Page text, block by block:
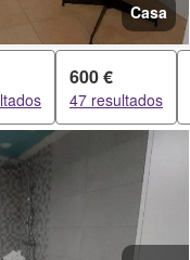
Casa
600 €
47 resultados